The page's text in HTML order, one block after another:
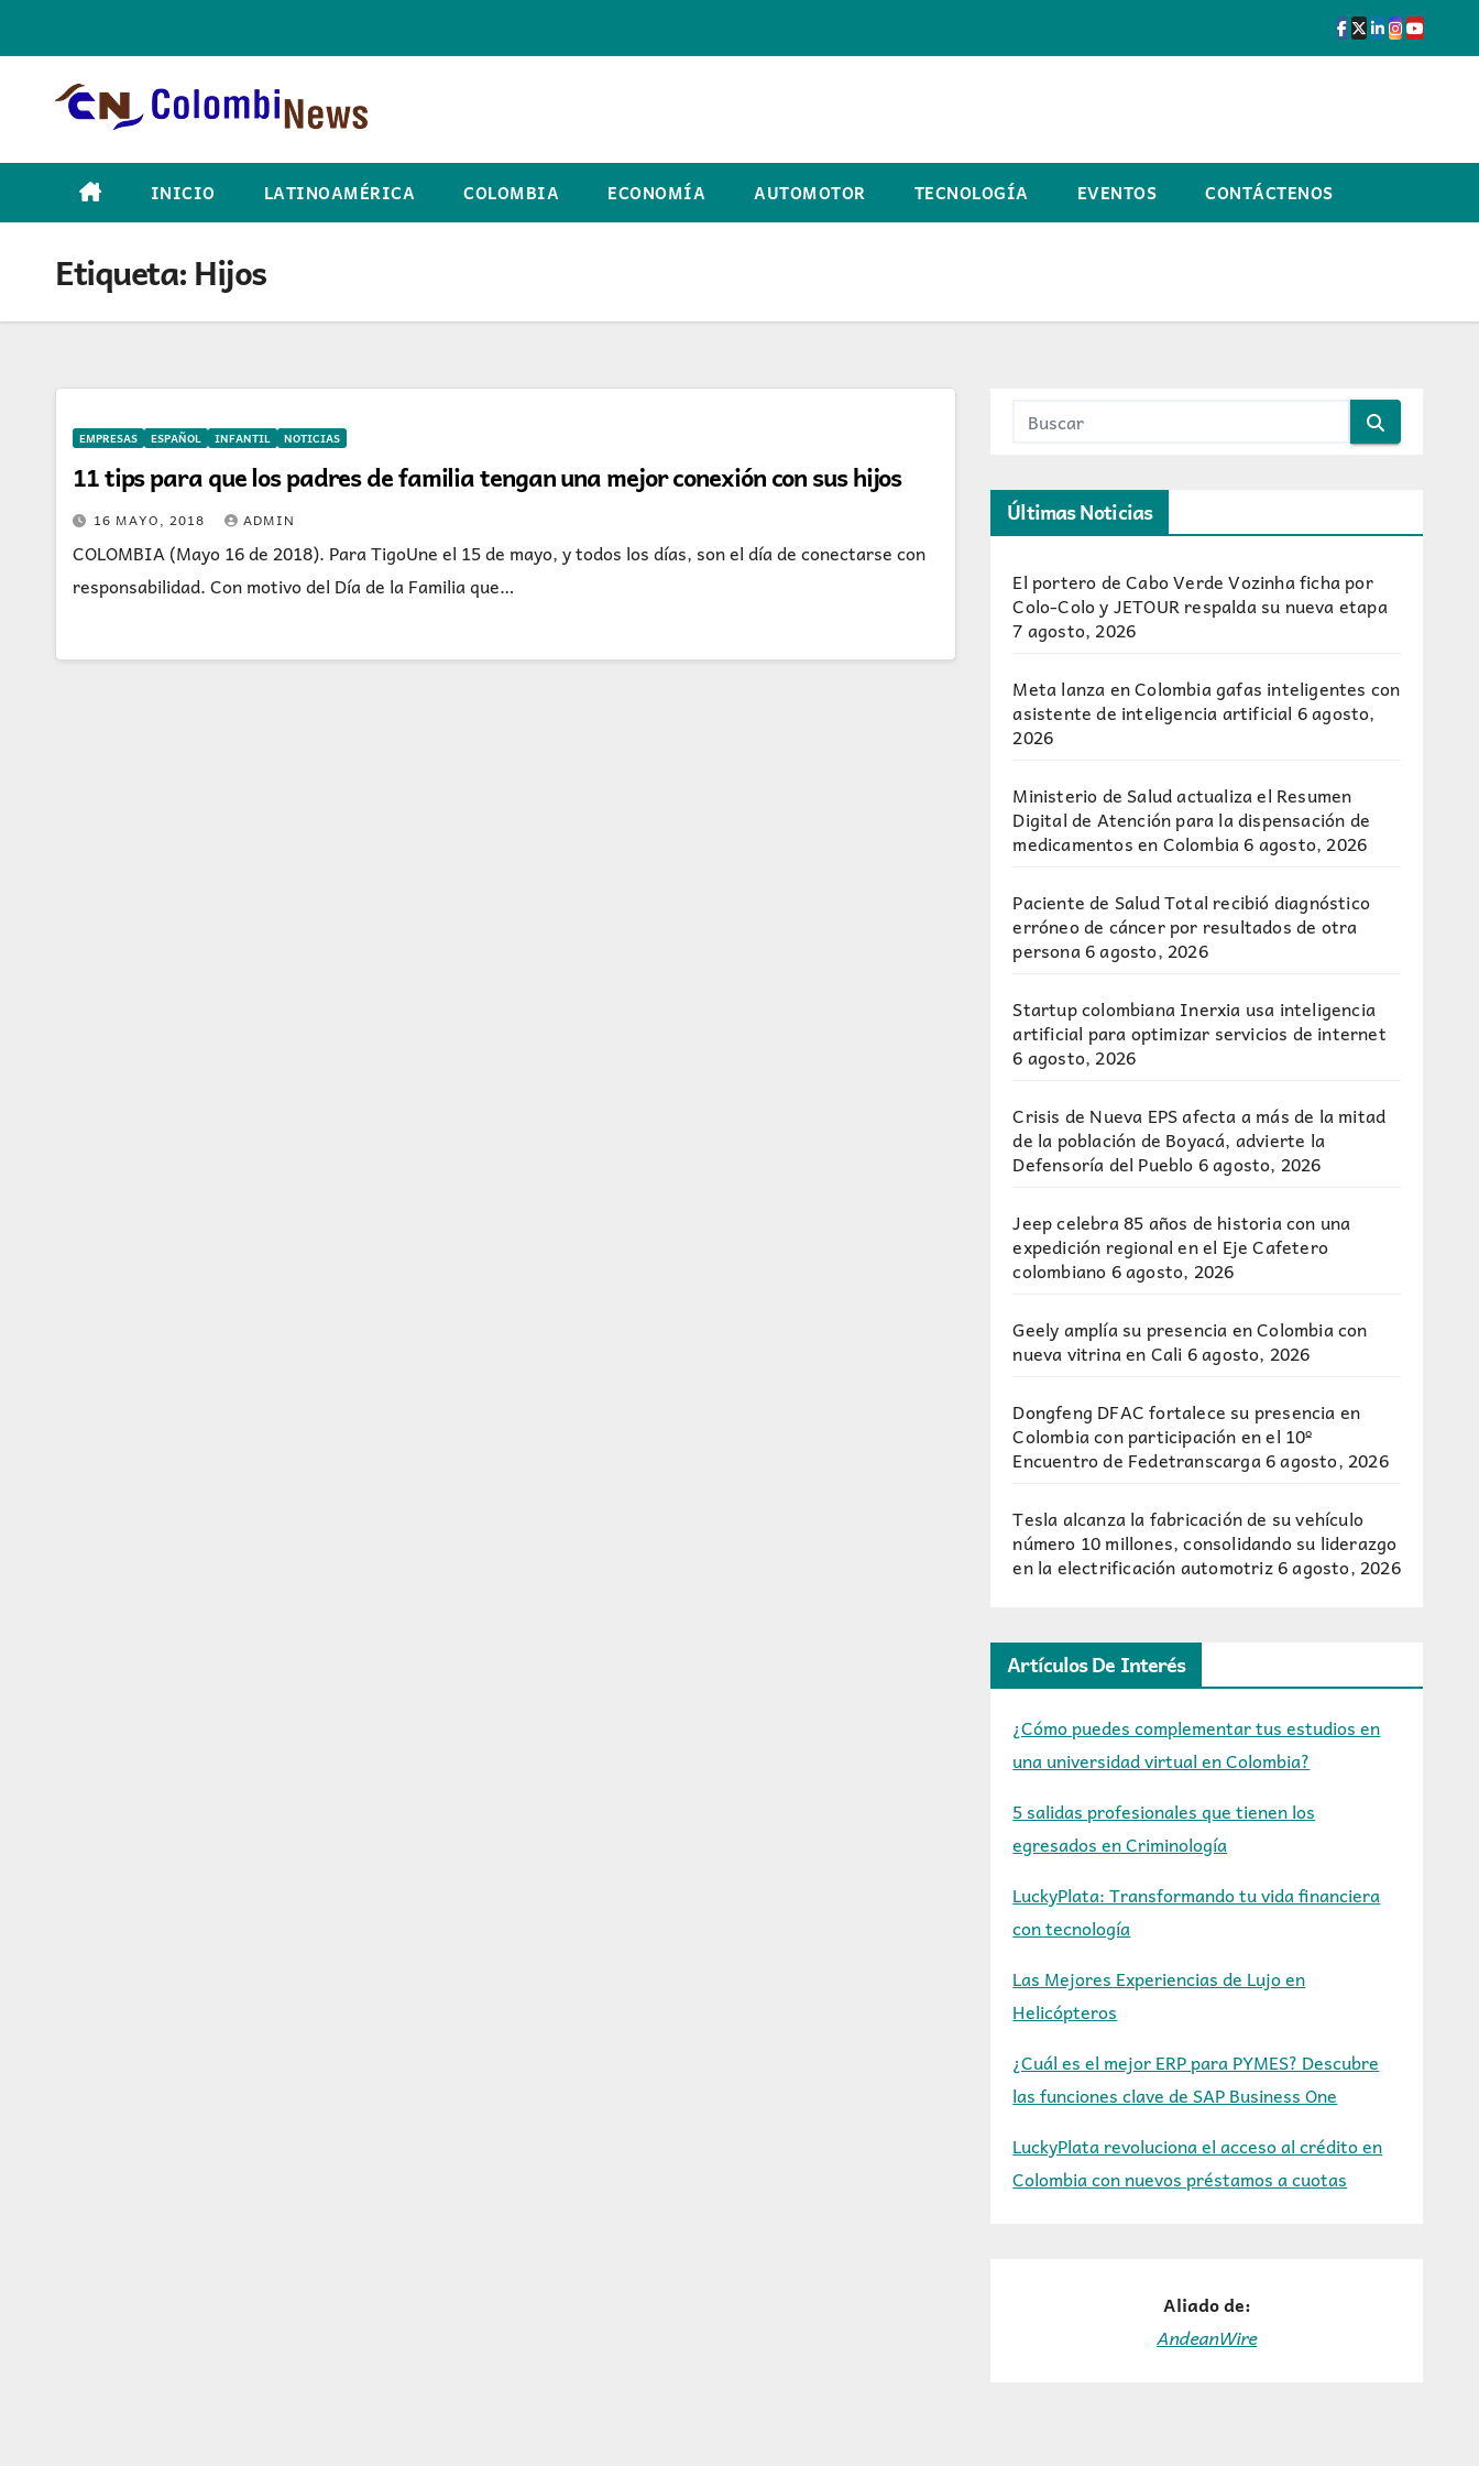
INICIO LATINOAMÉRICA COLOMBIA ECONOMÍA AUTOMOTOR TECNOLOGÍA EVENTOS CONTÁCTENOS
Etiqueta:Hijos
EMPRESAS ESPAÑOL INFANTIL NOTICIAS
11 tips para que los padres de familia tengan una mejor conexión con sus hijos
16 MAYO, 2018 ADMIN
COLOMBIA (Mayo 16 de 2018). Para TigoUne el 15 de mayo, y todos los días, son el día de conectarse con
responsabilidad. Con motivo del Día de la Familia que…
Últimas Noticias
El portero de Cabo Verde Vozinha ficha por
Colo-Colo y JETOUR respalda su nueva etapa
7 agosto, 2026
Meta lanza en Colombia gafas inteligentes con
asistente de inteligencia artificial 6 agosto,
2026
Ministerio de Salud actualiza el Resumen
Digital de Atención para la dispensación de
medicamentos en Colombia6 agosto, 2026
Paciente de Salud Total recibió diagnóstico
erróneo de cáncer por resultados de otra
persona6 agosto, 2026
Startup colombiana Inerxia usa inteligencia
artificial para optimizar servicios de internet
6 agosto, 2026
Crisis de Nueva EPS afecta a más de la mitad
de la población de Boyacá, advierte la
Defensoría del Pueblo6 agosto, 2026
Jeep celebra 85 años de historia con una
expedición regional en el Eje Cafetero
colombiano6 agosto, 2026
Geely amplía su presencia en Colombia con
nueva vitrina en Cali 6 agosto, 2026
Dongfeng DFAC fortalece su presencia en
Colombia con participación en el 10º
Encuentro de Fedetranscarga6 agosto, 2026
Tesla alcanza la fabricación de su vehículo
número 10 millones, consolidando su liderazgo
en la electrificación automotriz6 agosto, 2026
Artículos De Interés
¿Cómo puedes complementar tus estudios en
una universidad virtual en Colombia?
5 salidas profesionales que tienen los
egresados en Criminología
LuckyPlata: Transformando tu vida financiera
con tecnología
Las Mejores Experiencias de Lujo en
Helicópteros
¿Cuál es el mejor ERP para PYMES? Descubre
las funciones clave de SAP Business One
LuckyPlata revoluciona el acceso al crédito en
Colombia con nuevos préstamos a cuotas
Aliado de:
AndeanWire